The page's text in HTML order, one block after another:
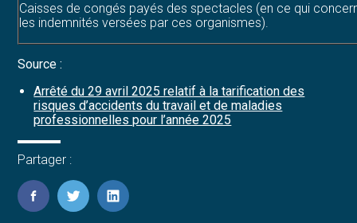
Caisses de congés payés des spectacles (en ce qui
les indemnités versées par ces organismes).
Source :
Arrêté du 29 avril 2025 relatif à la tarification des
risques d’accidents du travail et de maladies
professionnelles pour l’année 2025
Partager :
FaceBook
TwitterLinkedIn